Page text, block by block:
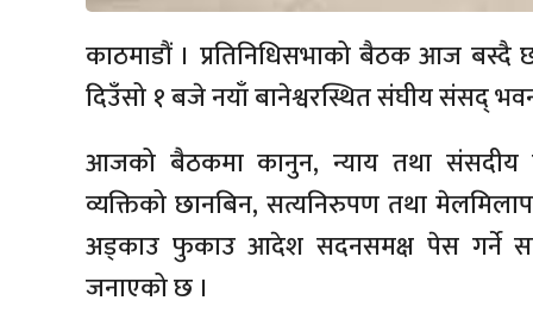
काठमाडौं । प्रतिनिधिसभाको बैठक आज
दिउँसो १ बजे नयाँ बानेश्वरस्थित संघीय संसद्
आजको बैठकमा कानुन, न्याय तथा संसदीय
व्यक्तिको छानबिन, सत्यनिरुपण तथा
अड्काउ फुकाउ आदेश सदनसमक्ष पेस गर्ने
जनाएको छ ।